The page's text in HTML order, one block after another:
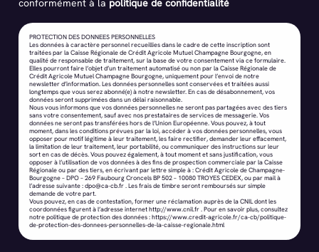
conformément à la politique de confidentialité
PROTECTION DES DONNEES PERSONNELLES
Les données à caractère personnel recueillies dans le cadre de cette inscription sont
traitées par la Caisse Régionale de Crédit Agricole Mutuel Champagne Bourgogne, en
qualité de responsable de traitement, sur la base de votre consentement via ce formulaire.
Elles pourront faire l’objet d’un traitement automatisé ou non par la Caisse Régionale de
Crédit Agricole Mutuel Champagne Bourgogne, uniquement pour l’envoi de notre
newsletter d’information. Les données personnelles sont conservées et traitées aussi
longtemps que vous serez abonné(e) à notre newsletter. En cas de désabonnement, vos
données seront supprimées dans un délai raisonnable.
Nous vous informons que vos données personnelles ne seront pas partagées avec des tiers
sans votre consentement, sauf avec nos prestataires de services de messagerie. Vos
données ne seront pas transférées hors de l’Union Européenne. Vous pouvez, à tout
moment, dans les conditions prévues par la loi, accéder à vos données personnelles, vous
opposer pour motif légitime à leur traitement, les faire rectifier, demander leur effacement,
la limitation de leur traitement, leur portabilité, ou communiquer des instructions sur leur
sort en cas de décès. Vous pouvez également, à tout moment et sans justification, vous
opposer à l’utilisation de vos données à des fins de prospection commerciale par la Caisse
Régionale ou par des tiers, en écrivant par lettre simple à : Crédit Agricole de Champagne-
Bourgogne – DPO – 269 Faubourg Croncels BP 502 – 10080 TROYES CEDEX, ou par mail à
l’adresse suivante :dpo@ca-cb.fr. Les frais de timbre seront remboursés sur simple
demande de votre part.
Vous pouvez, en cas de contestation, former une réclamation auprès de la CNIL dont les
coordonnées figurent à l’adresse internethttp://www.cnil.fr. Pour en savoir plus, consultez
notre politique de protection des données :https://www.credit-agricole.fr/ca-cb/politique-
de-protection-des-donnees-personnelles-de-la-caisse-regionale.html